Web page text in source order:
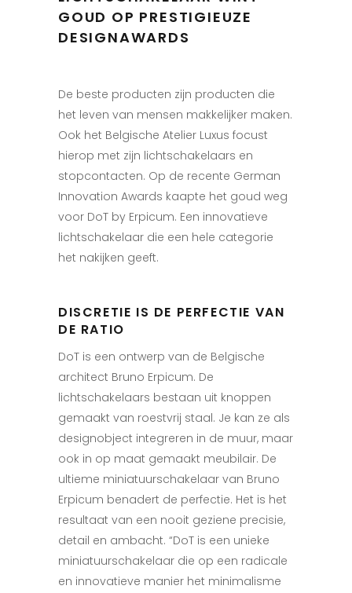
GOUD OP PRESTIGIEUZE
DESIGNAWARDS
De beste producten zijn producten die
het leven van mensen makkelijker maken.
Ook het Belgische Atelier Luxus focust
hierop met zijn lichtschakelaars en
stopcontacten. Op de recente German
Innovation Awards kaapte het goud weg
voor DoT by Erpicum. Een innovatieve
lichtschakelaar die een hele categorie
het nakijken geeft.
DISCRETIE IS DE PERFECTIE VAN
DE RATIO
DoT is een ontwerp van de Belgische
architect Bruno Erpicum. De
lichtschakelaars bestaan uit knoppen
gemaakt van roestvrij staal. Je kan ze als
designobject integreren in de muur, maar
ook in op maat gemaakt meubilair. De
ultieme miniatuurschakelaar van Bruno
Erpicum benadert de perfectie. Het is het
resultaat van een nooit geziene precisie,
detail en ambacht. “DoT is een unieke
miniatuurschakelaar die op een radicale
en innovatieve manier het minimalisme